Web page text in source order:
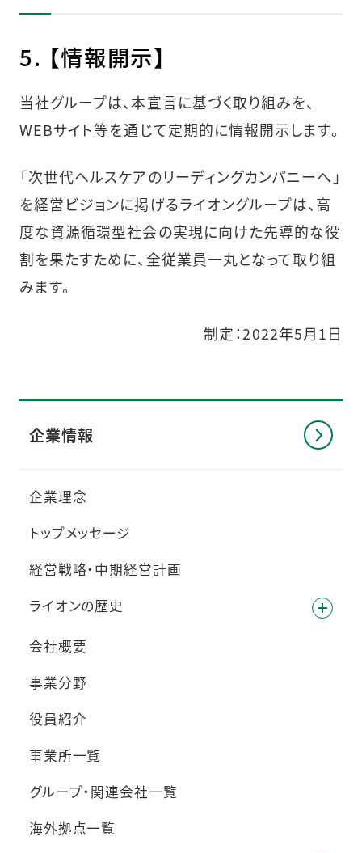
5. 【情報開示】
当社グループは、本宣言に基づく取り組みを、
WEBサイト等を通じて定期的に情報開示します。
「次世代ヘルスケアのリーディングカンパニーへ」
を経営ビジョンに掲げるライオングループは、高
度な資源循環型社会の実現に向けた先導的な役
割を果たすために、全従業員一丸となって取り組
みます。
制定：2022年5月1日
企業情報
企業理念
トップメッセージ
経営戦略・中期経営計画
ライオンの歴史
会社概要
事業分野
役員紹介
事業所一覧
グループ・関連会社一覧
海外拠点一覧